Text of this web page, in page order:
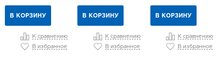
В КОРЗИНУ
К сравнению
В избранное
В КОРЗИНУ
К сравнению
В избранное
В КОРЗИНУ
К сравнению
В избранное